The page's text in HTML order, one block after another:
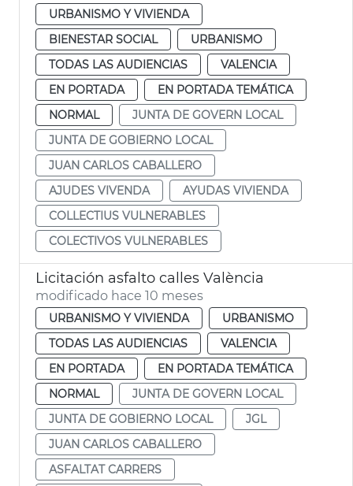
URBANISMO Y VIVIENDA
BIENESTAR SOCIAL
URBANISMO
TODAS LAS AUDIENCIAS
VALENCIA
EN PORTADA
EN PORTADA TEMÁTICA
NORMAL
JUNTA DE GOVERN LOCAL
JUNTA DE GOBIERNO LOCAL
JUAN CARLOS CABALLERO
AJUDES VIVENDA
AYUDAS VIVIENDA
COLLECTIUS VULNERABLES
COLECTIVOS VULNERABLES
Licitación asfalto calles València
modificado hace 10 meses
URBANISMO Y VIVIENDA
URBANISMO
TODAS LAS AUDIENCIAS
VALENCIA
EN PORTADA
EN PORTADA TEMÁTICA
NORMAL
JUNTA DE GOVERN LOCAL
JUNTA DE GOBIERNO LOCAL
JGL
JUAN CARLOS CABALLERO
ASFALTAT CARRERS